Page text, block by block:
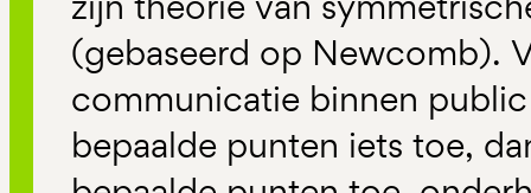
(gebaseerd op Newcomb).
communicatie binnen
bepaalde punten iets toe,